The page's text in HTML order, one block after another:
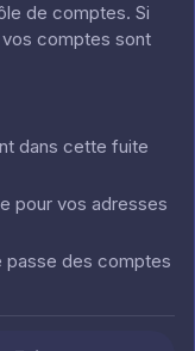
de comptes. Si
comptes sont
dans cette fuite
pour vos adresses
passe des comptes